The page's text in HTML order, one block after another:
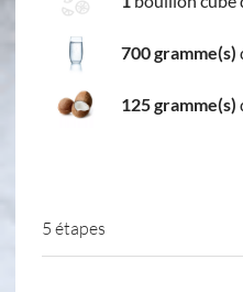
700 gramme(s)
125 gramme(s)
5 étapes